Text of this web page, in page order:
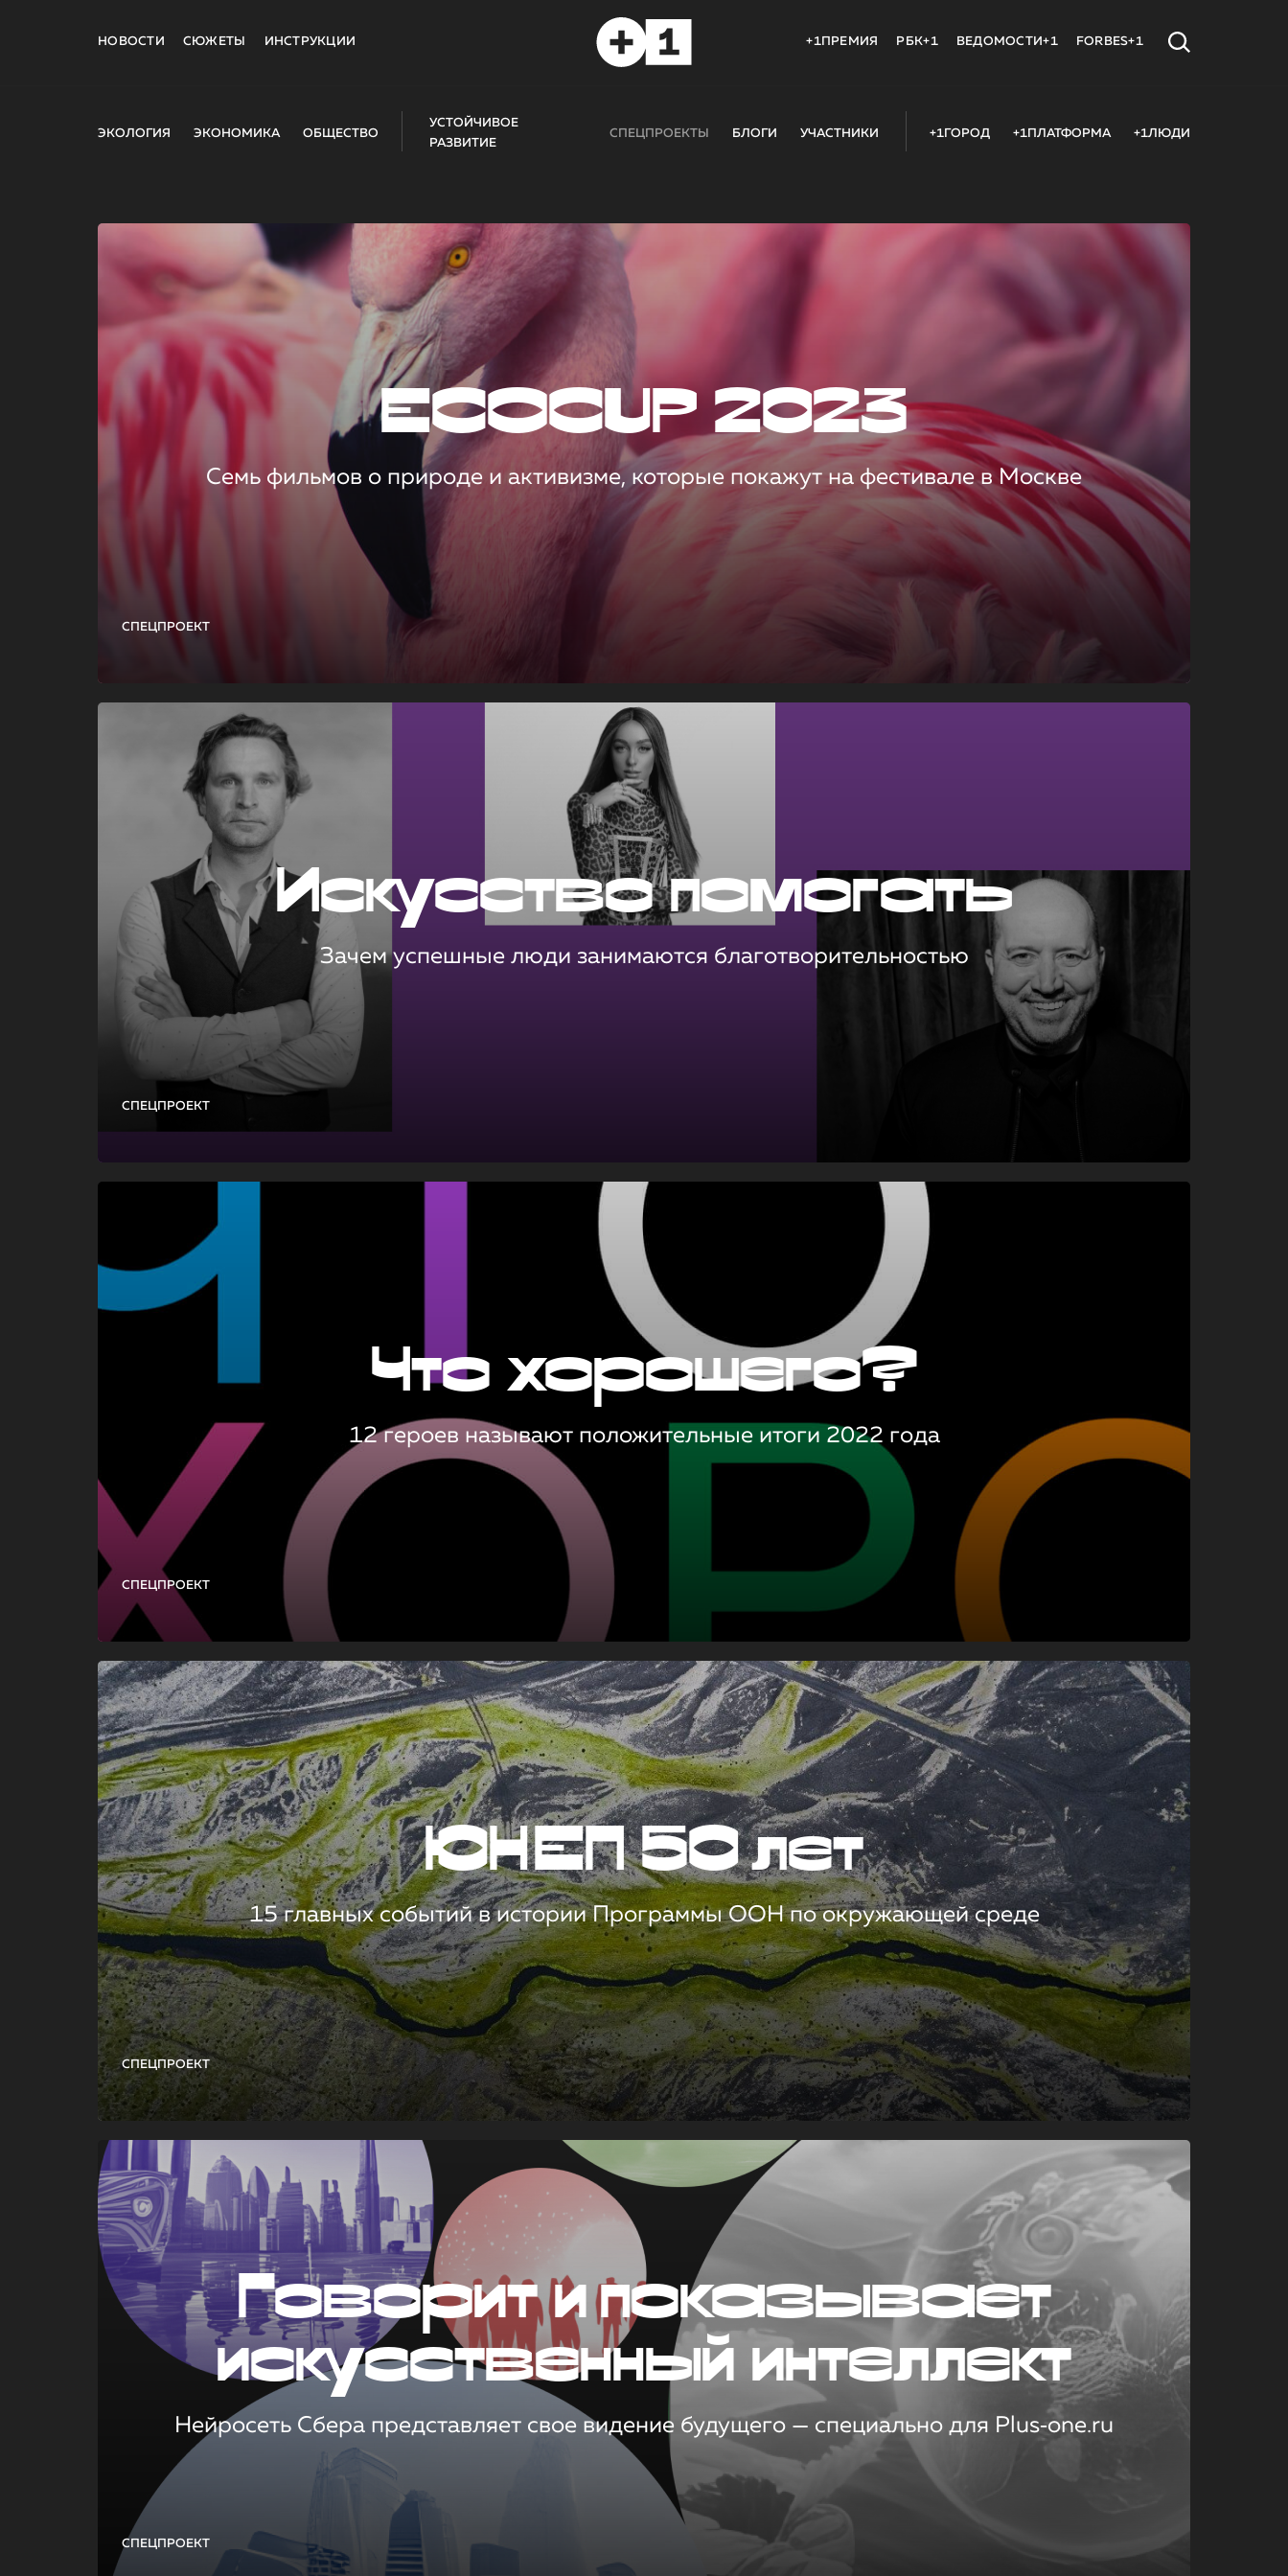
НОВОСТИ СЮЖЕТЫ ИНСТРУКЦИИ +1ПРЕМИЯ РБК+1 ВЕДОМОСТИ+1 FORBES+1
ЭКОЛОГИЯ ЭКОНОМИКА ОБЩЕСТВО
УСТОЙЧИВОЕ
РАЗВИТИЕ
СПЕЦПРОЕКТЫ БЛОГИ УЧАСТНИКИ +1ГОРОД +1ПЛАТФОРМА +1ЛЮДИ
СПЕЦПРОЕКТ
ECOCUP 2023
Семь фильмов о природе и активизме, которые покажут на фестивале в Москве
СПЕЦПРОЕКТ
Искусство помогать
Зачем успешные люди занимаются благотворительностью
СПЕЦПРОЕКТ
Что хорошего?
12 героев называют положительные итоги 2022 года
СПЕЦПРОЕКТ
ЮНЕП 50 лет
15 главных событий в истории Программы ООН по окружающей среде
СПЕЦПРОЕКТ
Говорит и показывает
искусственный интеллект
Нейросеть Сбера представляет свое видение будущего — специально для Plus‑one.ru